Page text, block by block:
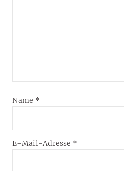
Name *
E-Mail-Adresse *